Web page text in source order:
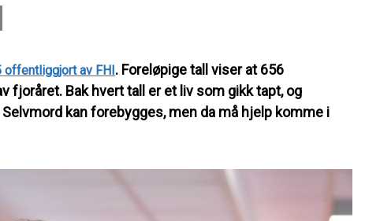
offentliggjort av FHI. Foreløpige tall viser at 656
fjoråret. Bak hvert tall er et liv som gikk tapt, og
kan forebygges, men da må hjelp komme i